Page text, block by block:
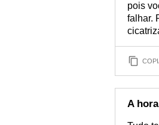
pois
falhar.
A